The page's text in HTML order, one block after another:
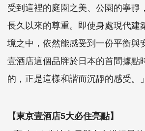
受到這裡的庭園之美、公園的寧靜
長久以來的尊重。即使身處現代建
境之中，依然能感受到一份平衡與
壹酒店這個品牌於日本的首間據點
的，正是這樣和諧而沉靜的感受。」
【東京壹酒店5大必住亮點】